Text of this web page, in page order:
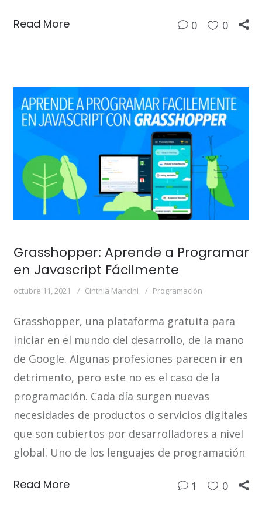
Read More 0 0
Grasshopper: Aprende a Programar
en Javascript Fácilmente
octubre 11, 2021 Cinthia Mancini Programación
Grasshopper, una plataforma gratuita para
iniciar en el mundo del desarrollo, de la mano
de Google. Algunas profesiones parecen ir en
detrimento, pero este no es el caso de la
programación. Cada día surgen nuevas
necesidades de productos o servicios digitales
que son cubiertos por desarrolladores a nivel
global. Uno de los lenguajes de programación
Read More 1 0